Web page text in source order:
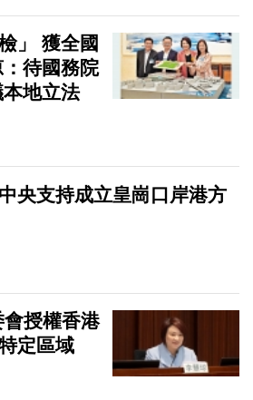
」 獲全國
待國務院
地立法
央支持成立皇崗口岸港方
授權香港
定區域